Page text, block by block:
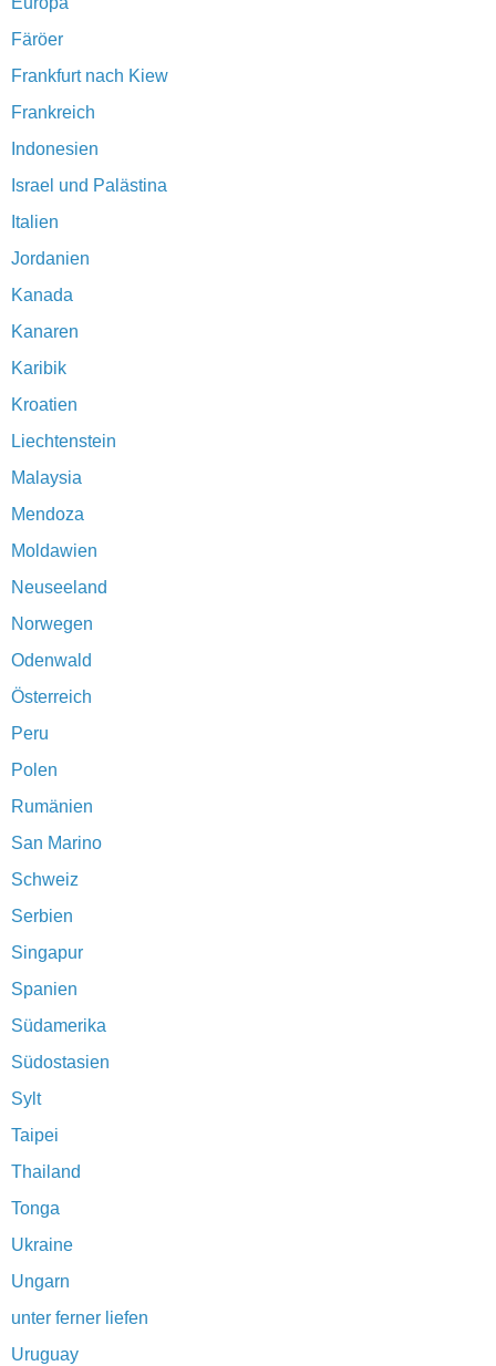
Färöer
Frankfurt nach Kiew
Frankreich
Indonesien
Israel und Palästina
Italien
Jordanien
Kanada
Kanaren
Karibik
Kroatien
Liechtenstein
Malaysia
Mendoza
Moldawien
Neuseeland
Norwegen
Odenwald
Österreich
Peru
Polen
Rumänien
San Marino
Schweiz
Serbien
Singapur
Spanien
Südamerika
Südostasien
Sylt
Taipei
Thailand
Tonga
Ukraine
Ungarn
unter ferner liefen
Uruguay